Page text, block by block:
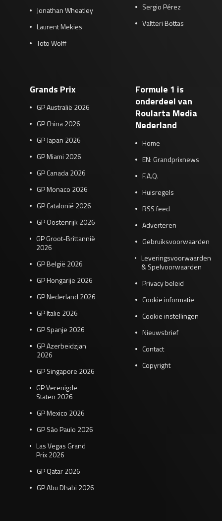
Jonathan Wheatley
Laurent Mekies
Toto Wolff
Sergio Pérez
Valtteri Bottas
Grands Prix
GP Australië 2026
GP China 2026
GP Japan 2026
GP Miami 2026
GP Canada 2026
GP Monaco 2026
GP Catalonië 2026
GP Oostenrijk 2026
GP Groot-Brittannië
2026
GP België 2026
GP Hongarije 2026
GP Nederland 2026
GP Italië 2026
GP Spanje 2026
GP Azerbeidzjan
2026
GP Singapore 2026
GP Verenigde
Staten 2026
GP Mexico 2026
GP São Paulo 2026
Las Vegas Grand
Prix 2026
GP Qatar 2026
GP Abu Dhabi 2026
Formule 1 is
onderdeel van
Roularta Media
Nederland
Home
EN: Grandprixnews
F.A.Q.
Huisregels
RSS feed
Adverteren
Gebruiksvoorwaarden
Leveringsvoorwaarden
& Spelvoorwaarden
Privacy beleid
Cookie informatie
Cookie instellingen
Nieuwsbrief
Contact
Copyright